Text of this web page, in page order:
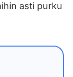
asti purku